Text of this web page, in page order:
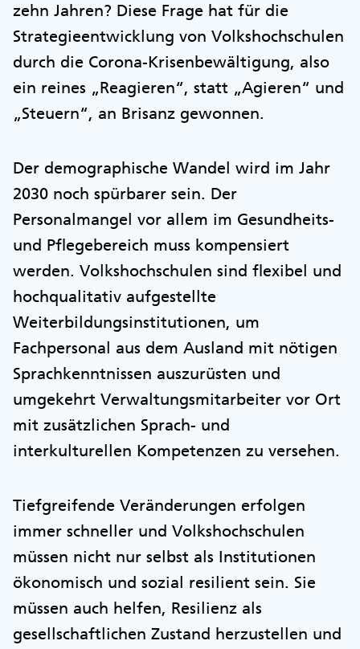
zehn Jahren? Diese Frage hat für die
Strategieentwicklung von Volkshochschulen
durch die Corona-Krisenbewältigung, also
ein reines „Reagieren“, statt „Agieren“ und
„Steuern“, an Brisanz gewonnen.
Der demographische Wandel wird im Jahr
2030 noch spürbarer sein. Der
Personalmangel vor allem im Gesundheits-
und Pflegebereich muss kompensiert
werden. Volkshochschulen sind flexibel und
hochqualitativ aufgestellte
Weiterbildungsinstitutionen, um
Fachpersonal aus dem Ausland mit nötigen
Sprachkenntnissen auszurüsten und
umgekehrt Verwaltungsmitarbeiter vor Ort
mit zusätzlichen Sprach- und
interkulturellen Kompetenzen zu versehen.
Tiefgreifende Veränderungen erfolgen
immer schneller und Volkshochschulen
müssen nicht nur selbst als Institutionen
ökonomisch und sozial resilient sein. Sie
müssen auch helfen, Resilienz als
gesellschaftlichen Zustand herzustellen und